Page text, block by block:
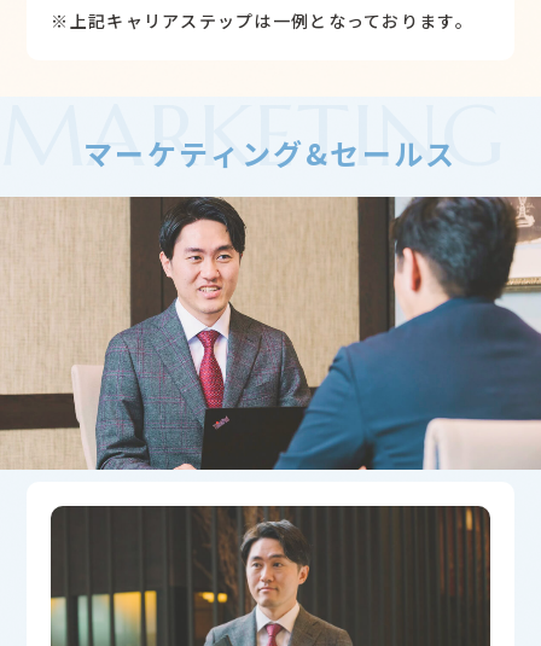
※上記キャリアステップは一例となっております。
マーケティング&セールス
MARKETING
& SALES